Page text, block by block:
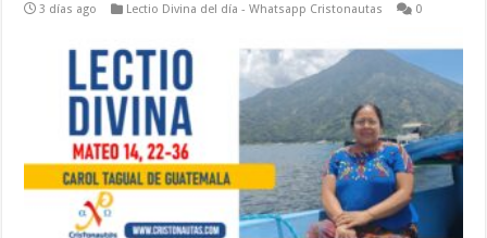
3 días ago Lectio Divina del día - Whatsapp Cristonautas 0